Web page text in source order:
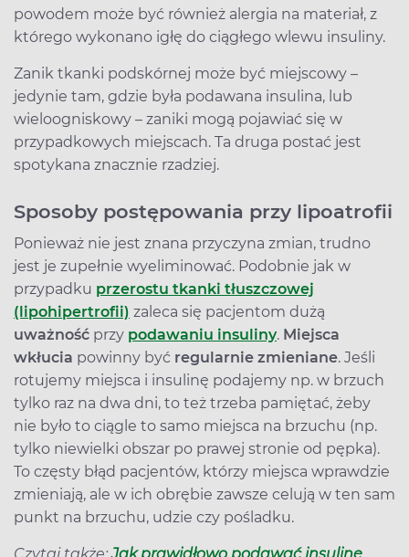
powodem może być również alergia na materiał, z
którego wykonano igłę do ciągłego wlewu insuliny.
Zanik tkanki podskórnej może być miejscowy –
jedynie tam, gdzie była podawana insulina, lub
wieloogniskowy – zaniki mogą pojawiać się w
przypadkowych miejscach. Ta druga postać jest
spotykana znacznie rzadziej.
Sposoby postępowania przy lipoatrofii
Ponieważ nie jest znana przyczyna zmian, trudno
jest je zupełnie wyeliminować. Podobnie jak w
przypadku przerostu tkanki tłuszczowej
(lipohipertrofii) zaleca się pacjentom dużą
uważność przy podawaniu insuliny. Miejsca
wkłucia powinny być regularnie zmieniane. Jeśli
rotujemy miejsca i insulinę podajemy np. w brzuch
tylko raz na dwa dni, to też trzeba pamiętać, żeby
nie było to ciągle to samo miejsca na brzuchu (np.
tylko niewielki obszar po prawej stronie od pępka).
To częsty błąd pacjentów, którzy miejsca wprawdzie
zmieniają, ale w ich obrębie zawsze celują w ten sam
punkt na brzuchu, udzie czy pośladku.